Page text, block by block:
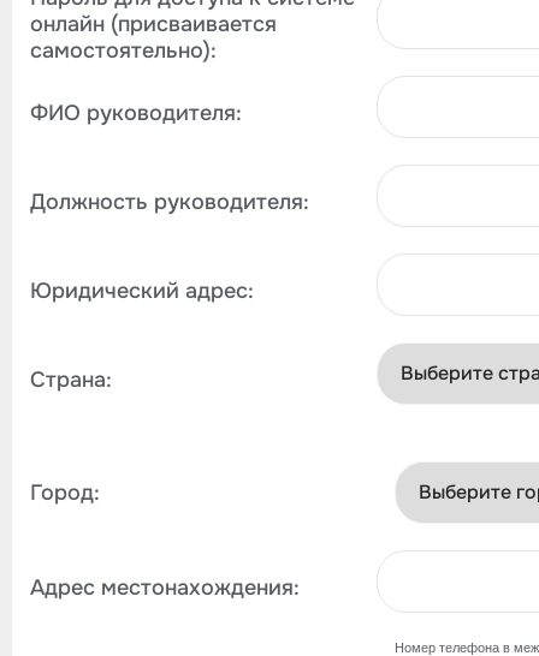
онлайн (присваивается
самостоятельно):
ФИО руководителя:
Должность руководителя:
Юридический адрес:
Страна:
Город:
Адрес местонахождения:
Номер телефона в